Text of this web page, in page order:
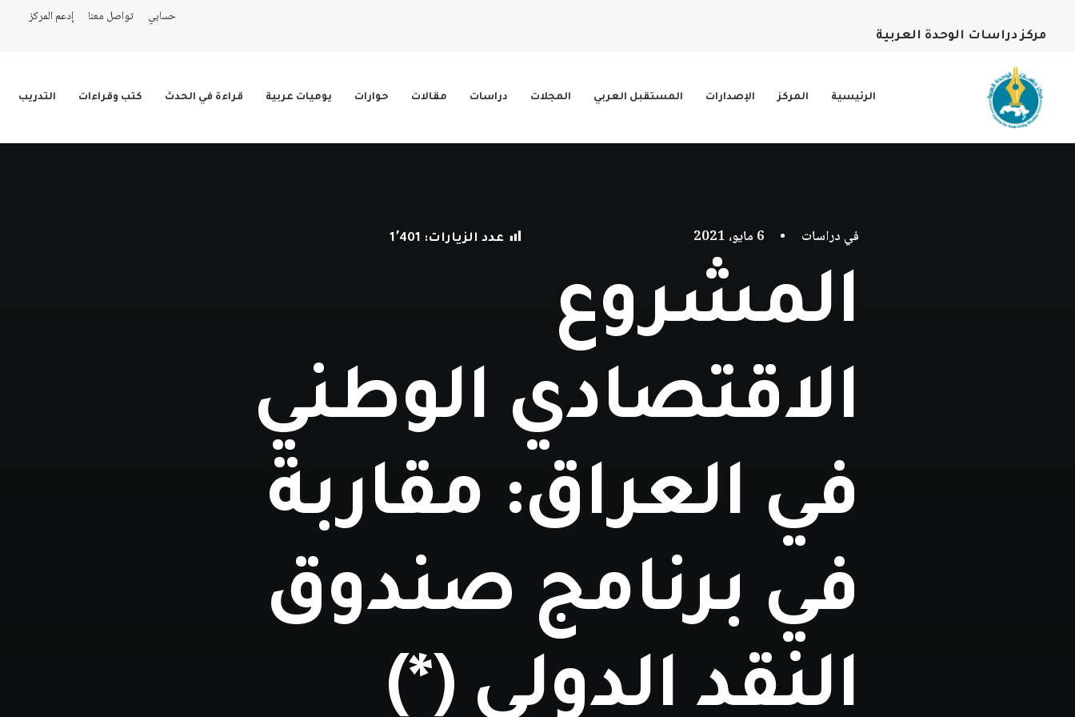
مركز دراسات الوحدة العربية
حسابي تواصل معنا إدعم المركز
الرئيسية المركز الإصدارات المستقبل العربي المجلات دراسات مقالات حوارات يوميات عربية قراءة في الحدث كتب وقراءات التدريب
في دراسات • 6 مايو، 2021 عدد الزيارات: 1٬401
المشروع
الاقتصادي الوطني
في العراق: مقاربة
في برنامج صندوق
النقد الدولي (*)